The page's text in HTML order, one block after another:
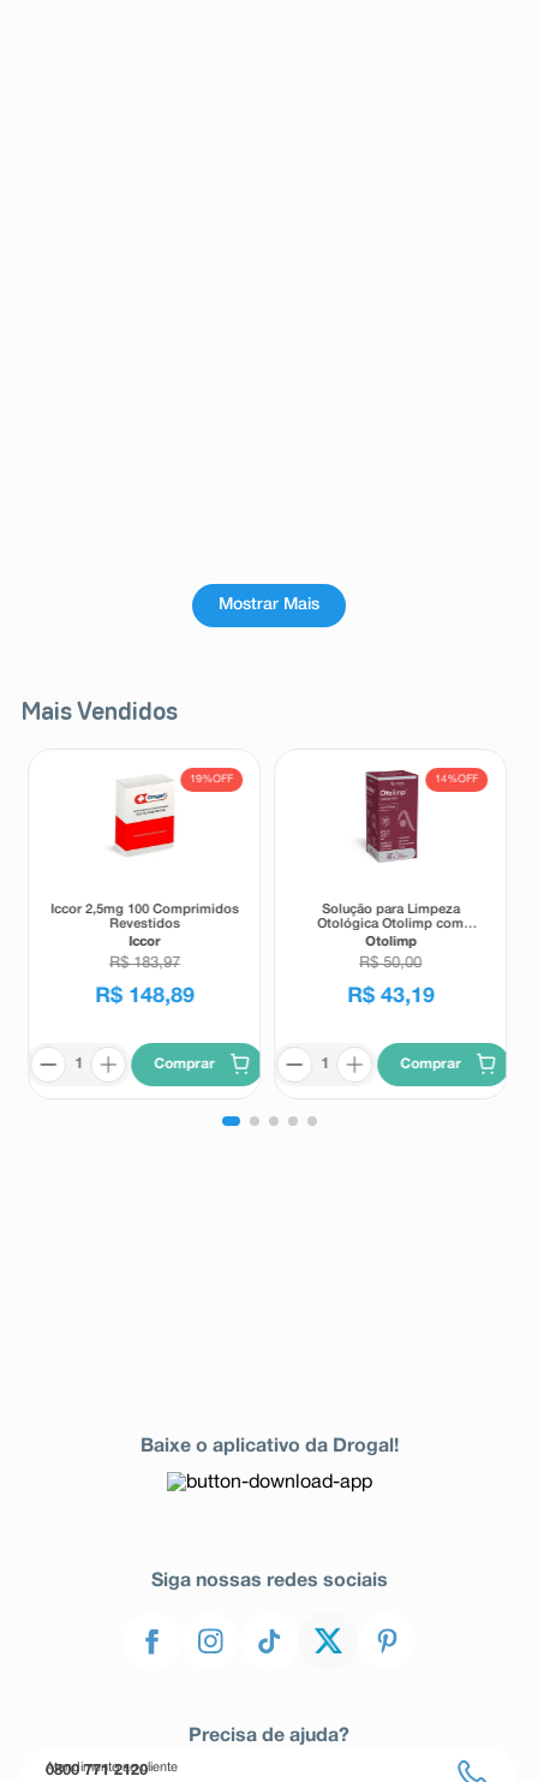
Mostrar Mais
Mais Vendidos
19%OFF
Iccor 2,5mg 100 Comprimidos
Revestidos
Iccor
R$ 183,97
R$ 148,89
Comprar
14%OFF
Solução para Limpeza
Otológica Otolimp com
Gotejador 2ml
Otolimp
R$ 50,00
R$ 43,19
Comprar
Baixe o aplicativo da Drogal!
Siga nossas redes sociais
Precisa de ajuda?
Atendimento ao cliente
0800 771 2120